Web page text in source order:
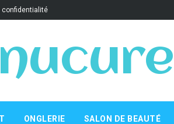
confidentialité
ONGLERIE SALON DE BEAUTÉ